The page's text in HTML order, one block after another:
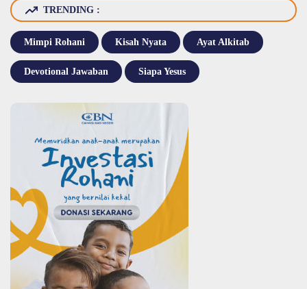
TRENDING :
Mimpi Rohani Kisah Nyata Ayat Alkitab
Devotional Jawaban Siapa Yesus